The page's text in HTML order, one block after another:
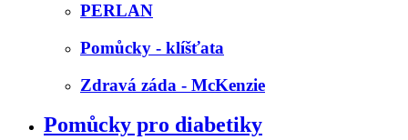
PERLAN
Pomůcky - klíšťata
Zdravá záda - McKenzie
Pomůcky pro diabetiky